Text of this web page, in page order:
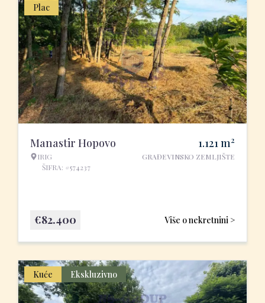
Plac
Manastir Hopovo
IRIG
ŠIFRA: #574237
1.121m2
GRAĐEVINSKO ZEMLJIŠTE
Više o nekretnini >
€82.400
Kuće Ekskluzivno